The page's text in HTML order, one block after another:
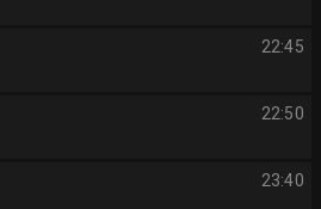
22:45
22:50
23:40